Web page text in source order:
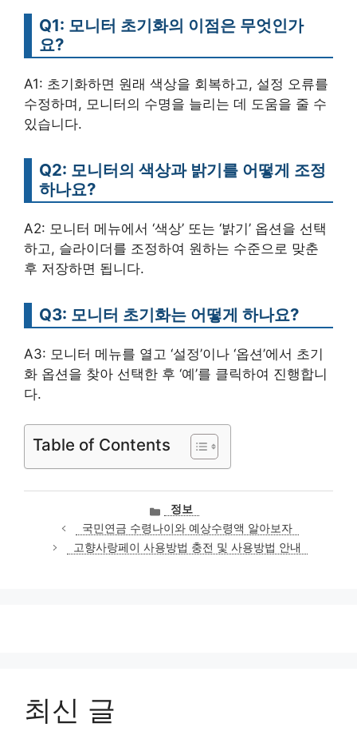
Q1: 모니터 초기화의 이점은 무엇인가
요?
A1: 초기화하면 원래 색상을 회복하고, 설정 오류를
수정하며, 모니터의 수명을 늘리는 데 도움을 줄 수
있습니다.
Q2: 모니터의 색상과 밝기를 어떻게 조정
하나요?
A2: 모니터 메뉴에서 ‘색상’ 또는 ‘밝기’ 옵션을 선택
하고, 슬라이더를 조정하여 원하는 수준으로 맞춘
후 저장하면 됩니다.
Q3: 모니터 초기화는 어떻게 하나요?
A3: 모니터 메뉴를 열고 ‘설정’이나 ‘옵션’에서 초기
화 옵션을 찾아 선택한 후 ‘예’를 클릭하여 진행합니
다.
Table of Contents
카
테
고
리
정보
국민연금 수령나이와 예상수령액 알아보자
고향사랑페이 사용방법 충전 및 사용방법 안내
최신 글